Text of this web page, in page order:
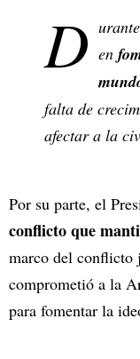
D en
falta de
afectar a la
Por su parte, el
conflicto que
marco del conflicto
comprometió a la
para fomentar la